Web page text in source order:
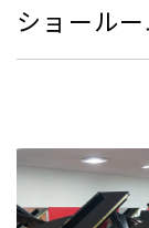
ショール